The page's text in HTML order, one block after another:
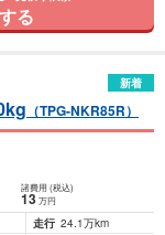
る
新着
（TPG-NKR85R）
諸費用 (税込)
13 万円
走行 24.1万km